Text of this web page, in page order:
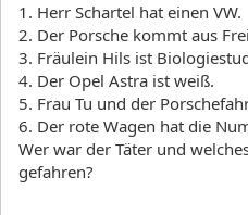
1. Herr Schartel hat einen VW.
2. Der Porsche kommt aus
3. Fräulein Hils ist
4. Der Opel Astra ist weiß.
5. Frau Tu und der
6. Der rote Wagen hat die
Wer war der Täter und
gefahren?